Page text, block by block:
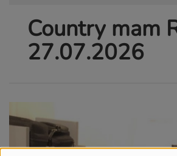
Country mam
27.07.2026